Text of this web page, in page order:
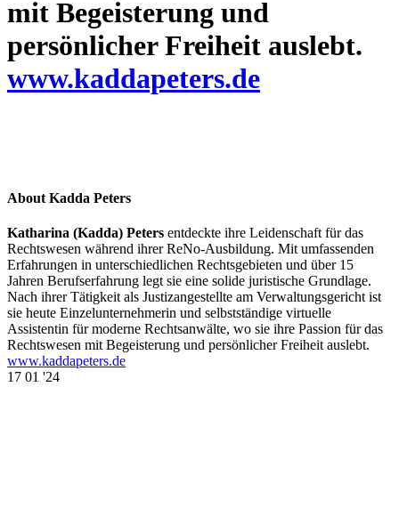
mit Begeisterung und
persönlicher Freiheit auslebt.
www.kaddapeters.de
About Kadda Peters
Katharina (Kadda) Peters entdeckte ihre Leidenschaft für das
Rechtswesen während ihrer ReNo-Ausbildung. Mit umfassenden
Erfahrungen in unterschiedlichen Rechtsgebieten und über 15
Jahren Berufserfahrung legt sie eine solide juristische Grundlage.
Nach ihrer Tätigkeit als Justizangestellte am Verwaltungsgericht ist
sie heute Einzelunternehmerin und selbstständige virtuelle
Assistentin für moderne Rechtsanwälte, wo sie ihre Passion für das
Rechtswesen mit Begeisterung und persönlicher Freiheit auslebt.
www.kaddapeters.de
17 01 '24